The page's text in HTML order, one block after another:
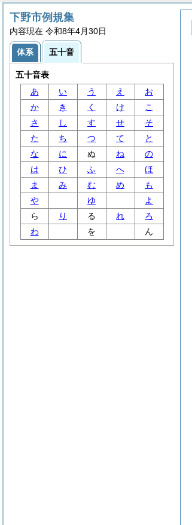
下野市例規集
内容現在 令和8年4月30日
体系 五十音
五十音表
あ
い う え
お
か
き く け
こ
さ
し す せ
そ
た
ち つ て
と
な
に ぬ ね
の
は
ひ ふ へ
ほ
ま
み む め
も
や
ゆ
よ
ら
り る れ
ろ
わ
を ん